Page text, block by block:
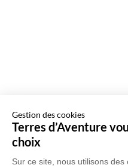
Gestion des cookies
Terres d’Aventure
choix
Sur ce site, nous utilisons